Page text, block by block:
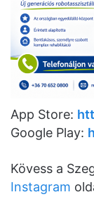
App Store:
Google Play:
Kövess a
Instagram